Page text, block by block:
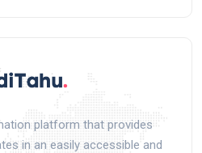
platform that provides
in an easily accessible and